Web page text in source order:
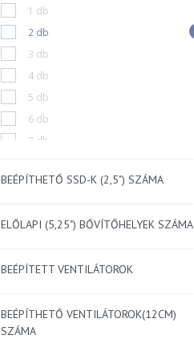
Kék
Bézs
Menta
1 db
2 db
3 db
4 db
5 db
6 db
7 db
10 db
N/A
BEÉPÍTHETŐ SSD-K (2,5") SZÁMA
ELŐLAPI (5,25") BŐVÍTŐHELYEK SZÁMA
BEÉPÍTETT VENTILÁTOROK
BEÉPÍTHETŐ VENTILÁTOROK(12CM)
SZÁMA